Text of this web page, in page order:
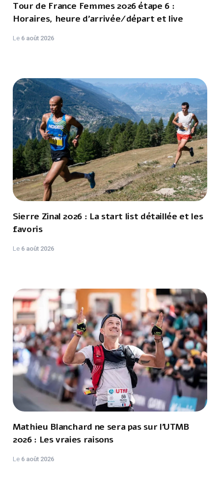
Tour de France Femmes 2026 étape 6 :
Horaires, heure d'arrivée/départ et live
Le 6 août 2026
Sierre Zinal 2026 : La start list détaillée et les
favoris
Le 6 août 2026
Mathieu Blanchard ne sera pas sur l'UTMB
2026 : Les vraies raisons
Le 6 août 2026